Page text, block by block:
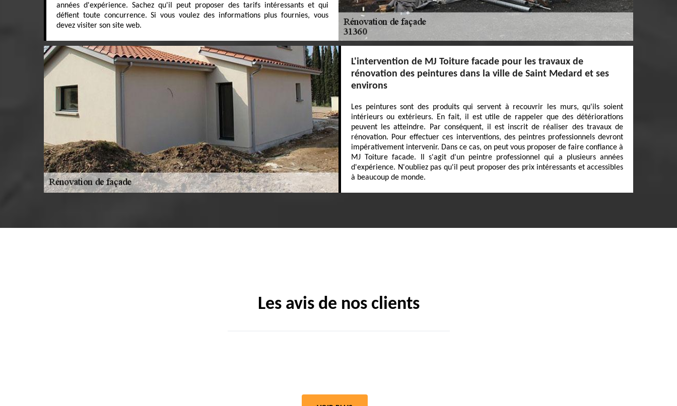
années d'expérience. Sachez qu'il peut proposer des tarifs intéressants et qui
défient toute concurrence. Si vous voulez des informations plus fournies, vous
devez visiter son site web.
L'intervention de MJ Toiture facade pour les travaux de
rénovation des peintures dans la ville de Saint Medard et ses
environs
Les peintures sont des produits qui servent à recouvrir les murs, qu'ils soient
intérieurs ou extérieurs. En fait, il est utile de rappeler que des détériorations
peuvent les atteindre. Par conséquent, il est inscrit de réaliser des travaux de
rénovation. Pour effectuer ces interventions, des peintres professionnels devront
impérativement intervenir. Dans ce cas, on peut vous proposer de faire confiance à
MJ Toiture facade. Il s'agit d'un peintre professionnel qui a plusieurs années
d'expérience. N'oubliez pas qu'il peut proposer des prix intéressants et accessibles
à beaucoup de monde.
Les avis de nos clients